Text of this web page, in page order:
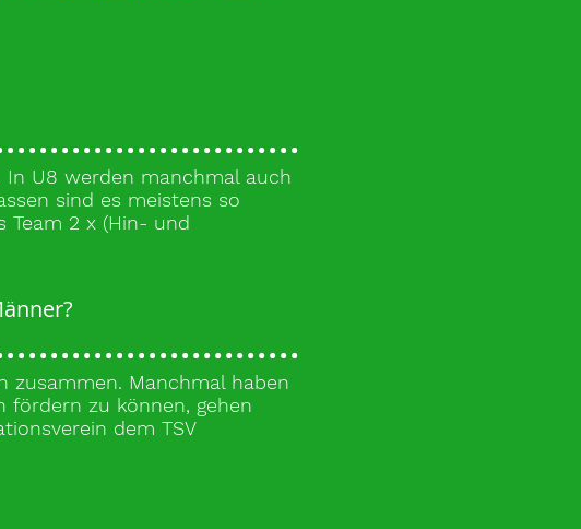
In U8 werden manchmal auch
sind es meistens so
Team 2 x (Hin- und
zusammen. Manchmal haben
fördern zu können, gehen
dem TSV